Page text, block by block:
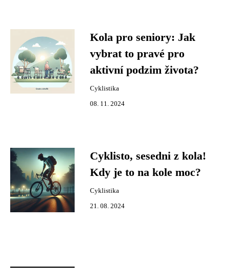
Kola pro seniory: Jak
vybrat to pravé pro
aktivní podzim života?
Cyklistika
08. 11. 2024
Cyklisto, sesedni z kola!
Kdy je to na kole moc?
Cyklistika
21. 08. 2024